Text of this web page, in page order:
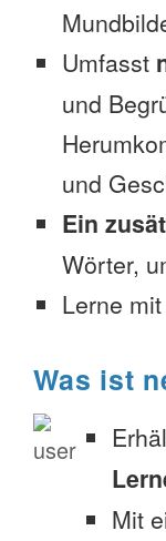
Umfasst
und
und
Ein
Wörter,
Lerne
Was ist
Mit